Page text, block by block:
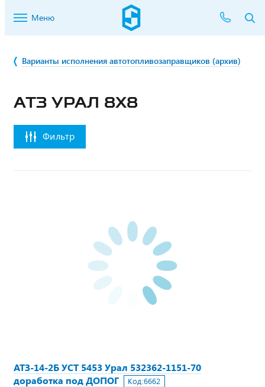
Меню
Варианты исполнения автотопливозаправщиков (архив)
АТЗ УРАЛ 8Х8
Фильтр
АТЗ-14-2Б УСТ 5453 Урал 532362-1151-70
доработка под ДОПОГ
Код:6662